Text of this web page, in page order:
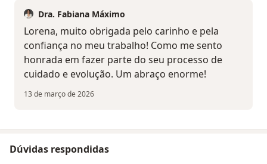
Dra. Fabiana Máximo
Lorena, muito obrigada pelo carinho e pela
confiança no meu trabalho! Como me sento
honrada em fazer parte do seu processo de
cuidado e evolução. Um abraço enorme!
13 de março de 2026
Dúvidas respondidas